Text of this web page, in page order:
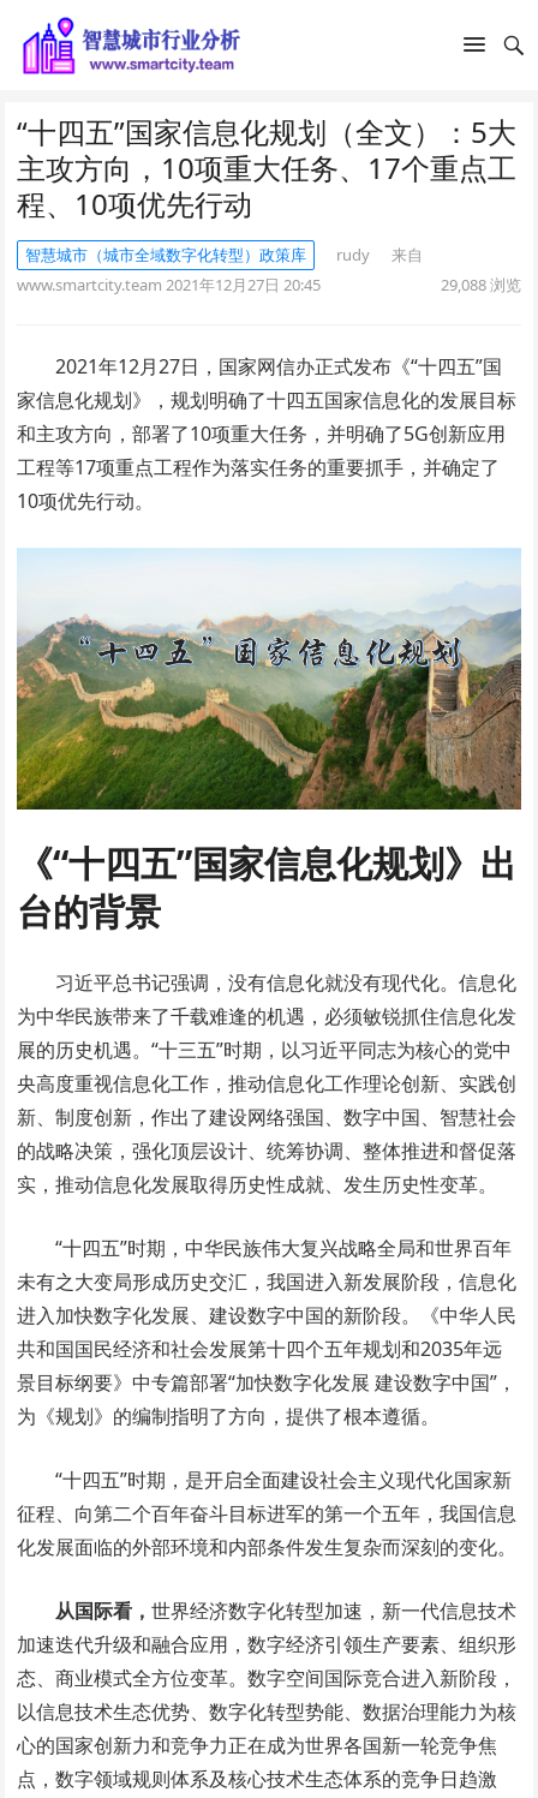
“十四五”国家信息化规划（全文）：5大
主攻方向，10项重大任务、17个重点工
程、10项优先行动
智慧城市（城市全域数字化转型）政策库 rudy
来自
www.smartcity.team 2021年12月27日 20:45 29,088浏览
2021年12月27日，国家网信办正式发布《“十四五”国
家信息化规划》，规划明确了十四五国家信息化的发展目标
和主攻方向，部署了10项重大任务，并明确了5G创新应用
工程等17项重点工程作为落实任务的重要抓手，并确定了
10项优先行动。
《“十四五”国家信息化规划》出
台的背景
习近平总书记强调，没有信息化就没有现代化。信息化
为中华民族带来了千载难逢的机遇，必须敏锐抓住信息化发
展的历史机遇。“十三五”时期，以习近平同志为核心的党中
央高度重视信息化工作，推动信息化工作理论创新、实践创
新、制度创新，作出了建设网络强国、数字中国、智慧社会
的战略决策，强化顶层设计、统筹协调、整体推进和督促落
实，推动信息化发展取得历史性成就、发生历史性变革。
“十四五”时期，中华民族伟大复兴战略全局和世界百年
未有之大变局形成历史交汇，我国进入新发展阶段，信息化
进入加快数字化发展、建设数字中国的新阶段。《中华人民
共和国国民经济和社会发展第十四个五年规划和2035年远
景目标纲要》中专篇部署“加快数字化发展 建设数字中国”，
为《规划》的编制指明了方向，提供了根本遵循。
“十四五”时期，是开启全面建设社会主义现代化国家新
征程、向第二个百年奋斗目标进军的第一个五年，我国信息
化发展面临的外部环境和内部条件发生复杂而深刻的变化。
从国际看，世界经济数字化转型加速，新一代信息技术
加速迭代升级和融合应用，数字经济引领生产要素、组织形
态、商业模式全方位变革。数字空间国际竞合进入新阶段，
以信息技术生态优势、数字化转型势能、数据治理能力为核
心的国家创新力和竞争力正在成为世界各国新一轮竞争焦
点，数字领域规则体系及核心技术生态体系的竞争日趋激